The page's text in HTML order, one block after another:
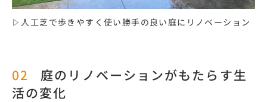
▷人工芝で歩きやすく使い勝手の良い庭にリノベーション
庭のリノベーションがもたらす生
活の変化